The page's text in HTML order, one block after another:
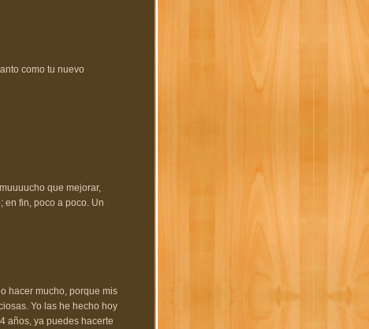
como tu nuevo
que mejorar,
en fin, poco a poco. Un
hacer mucho, porque mis
Yo las he hecho hoy
años, ya puedes hacerte